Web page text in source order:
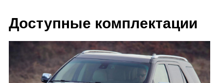
Доступные комплектации